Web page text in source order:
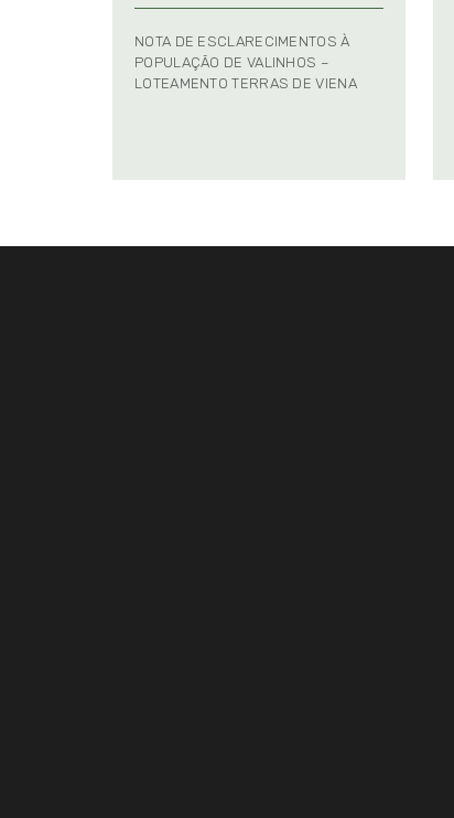
NOTA DE ESCLARECIMENTOS À
POPULAÇÃO DE VALINHOS –
LOTEAMENTO TERRAS DE VIENA